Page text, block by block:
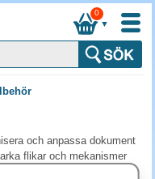
▼
0
och anpassa dokument
flikar och mekanismer
och sparar tid. Beställ